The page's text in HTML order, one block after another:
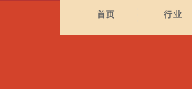
首页 行业